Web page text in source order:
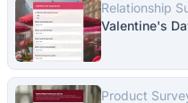
Relationship
Valentine's
Product